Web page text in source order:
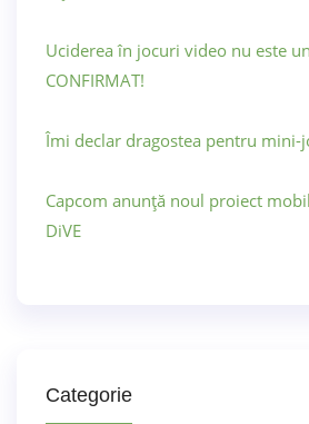
Uciderea în jocuri video nu este
CONFIRMAT!
Îmi declar dragostea pentru mini-
Capcom anunță noul proiect
DiVE
Categorie